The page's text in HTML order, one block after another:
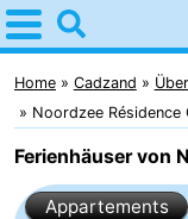
Home
Cadzand
Tipps
Für
Home Cadzand
Noordzee Résidence
Ferienhäuser von
Appartements